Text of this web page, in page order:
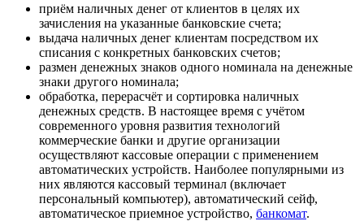
приём наличных денег от клиентов в целях их
зачисления на указанные банковские счета;
выдача наличных денег клиентам посредством их
списания с конкретных банковских счетов;
размен денежных знаков одного номинала на денежные
знаки другого номинала;
обработка, перерасчёт и сортировка наличных
денежных средств. В настоящее время с учётом
современного уровня развития технологий
коммерческие банки и другие организации
осуществляют кассовые операции с применением
автоматических устройств. Наиболее популярными из
них являются кассовый терминал (включает
персональный компьютер), автоматический сейф,
автоматическое приемное устройство, банкомат.